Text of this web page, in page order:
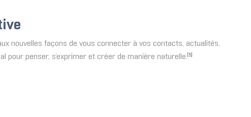
nouvelles façons de vous connecter à vos contacts, actualités,
pour penser, s’exprimer et créer de manière naturelle. [5]